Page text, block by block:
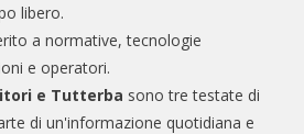
libero.
a normative, tecnologie
e operatori.
e Tutterba sono tre testate di
di un'informazione quotidiana e